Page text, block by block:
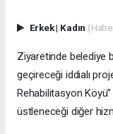
Erkek| Kadın
Ziyaretinde belediye
geçireceği iddialı
Rehabilitasyon
üstleneceği diğer